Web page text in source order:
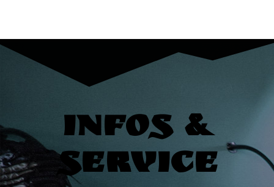
Infos &
Service